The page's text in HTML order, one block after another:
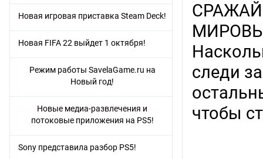
следи
чтобы
Новая игровая приставка Steam Deck!
Новая FIFA 22 выйдет 1 октября!
Режим работы SavelaGame.ru на
Новый год!
Новые медиа-развлечения и
потоковые приложения на PS5!
Sony представила разбор PS5!